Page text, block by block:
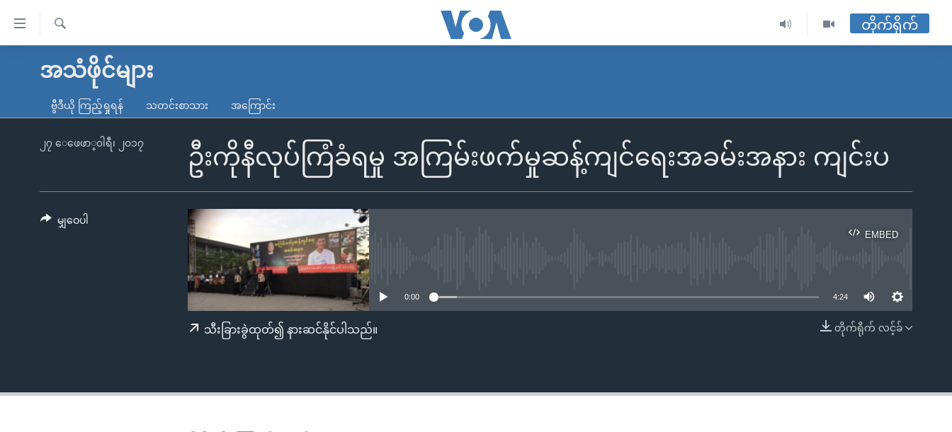
လွယ်ကူ
သည့်
ကျော်
မူလစာမျက်နှာ
ကမ္ဘာ့သတင်းများ
နိုင်ငံတကာ
တရုတ်
အစ္စရေး-ပါလက်စတိုင်း
ရပ်ဝန်းတခု လမ်းတခု အလွန်
အင်္ဂလိပ်စာလေ့လာမယ်
ရ
တိုက်ရိုက်
အသံဖိုင်များ
ဗွီဒီယို ကြည့်ရှုရန် သတင်းစာသား အကြောင်း
ဦးကိုနီလုပ်ကြံခံရမှု အကြမ်းဖက်မှုဆန့်ကျင်ရေးအခမ်းအနား ကျင်းပ
၂၇ ေဖေဖာ္၀ါရီ၊ ၂၀၁၇
EMBED
EMBED
0:00 4:24
တိုက်ရိုက် လင့်ခ်
သီးခြားခွဲထုတ်၍ နားဆင်နိုင်ပါသည်။
မျှဝေပါ